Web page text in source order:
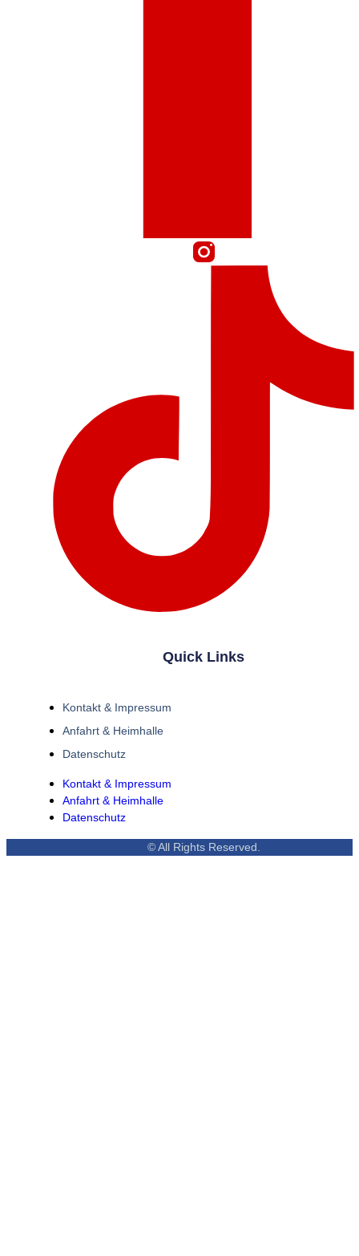
Quick Links
Kontakt & Impressum
Anfahrt & Heimhalle
Datenschutz
Kontakt & Impressum
Anfahrt & Heimhalle
Datenschutz
© All Rights Reserved.